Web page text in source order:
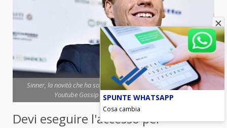
Sinner, la novità che ha sorpreso i fan arriva dai social (Screen
Youtube Gossip Mania) - Blitzquotidiano.it
Devi eseguire l'accesso per
SPUNTE WHATSAPP
Cosa cambia